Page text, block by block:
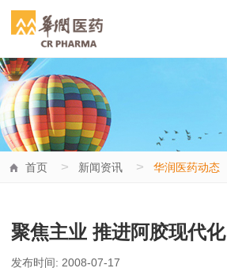
首页 > 新闻资讯 > 华润医药动态
聚焦主业 推进阿胶现代化
发布时间: 2008-07-17